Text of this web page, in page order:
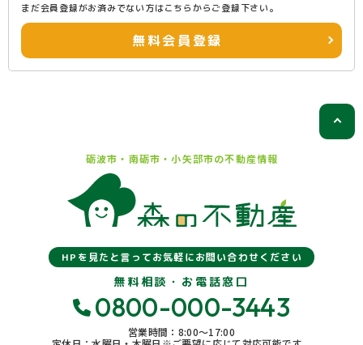
まだ会員登録がお済みでない方はこちらからご登録下さい。
無料会員登録
砺波市・南砺市・小矢部市の不動産情報
HPを見たと言ってお気軽にお問い合わせください
無料相談・お電話窓口
0800-000-3443
営業時間：8:00〜17:00